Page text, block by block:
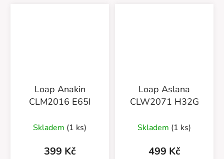
Loap Anakin
CLM2016 E65I
Skladem (1 ks)
399 Kč
Loap Aslana
CLW2071 H32G
Skladem (1 ks)
499 Kč